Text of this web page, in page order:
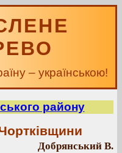
– українською!
району
Добрянський В.